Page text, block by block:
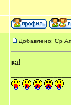
Добавлено: Ср
ка!